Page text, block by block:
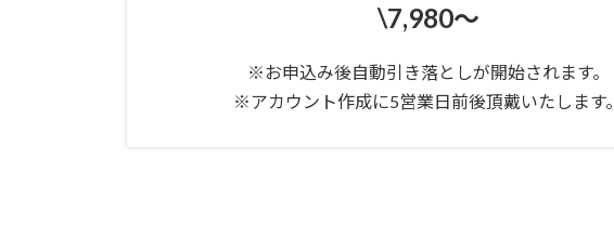
\7,980～
※お申込み後自動引き落としが開始されます。
※アカウント作成に5営業日前後頂戴いたします。